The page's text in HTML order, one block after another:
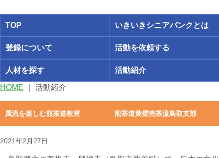
TOP いきいきシニアバンクとは
登録について 活動を依頼する
人材を探す 活動紹介
HOME 活動紹介
風流を楽しむ煎茶道教室 煎茶道黄檗売茶流鳥取支部
2021年2月27日